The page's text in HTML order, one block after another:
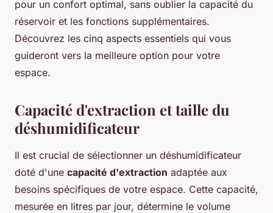
pour un confort optimal, sans oublier la capacité du
réservoir et les fonctions supplémentaires.
Découvrez les cinq aspects essentiels qui vous
guideront vers la meilleure option pour votre
espace.
Capacité d'extraction et taille du
déshumidificateur
Il est crucial de sélectionner un déshumidificateur
doté d'une capacité d'extraction adaptée aux
besoins spécifiques de votre espace. Cette capacité,
mesurée en litres par jour, détermine le volume